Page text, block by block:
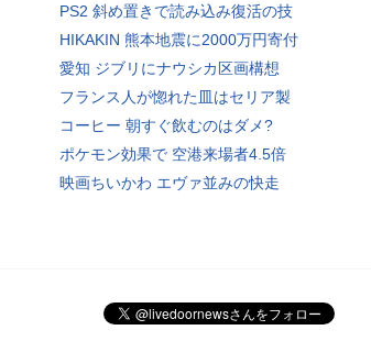
PS2 斜め置きで読み込み復活の技
HIKAKIN 熊本地震に2000万円寄付
愛知 ジブリにナウシカ区画構想
フランス人が惚れた皿はセリア製
コーヒー 朝すぐ飲むのはダメ?
ポケモン効果で 空港来場者4.5倍
映画ちいかわ エヴァ並みの快走